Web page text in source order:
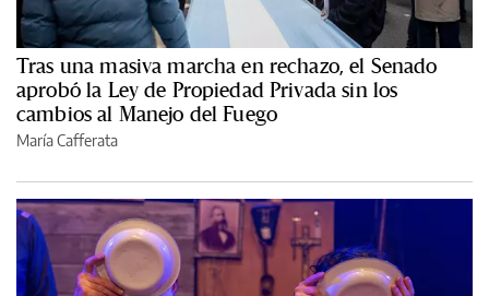
Tras una masiva marcha en rechazo, el Senado
aprobó la Ley de Propiedad Privada sin los
cambios al Manejo del Fuego
María Cafferata